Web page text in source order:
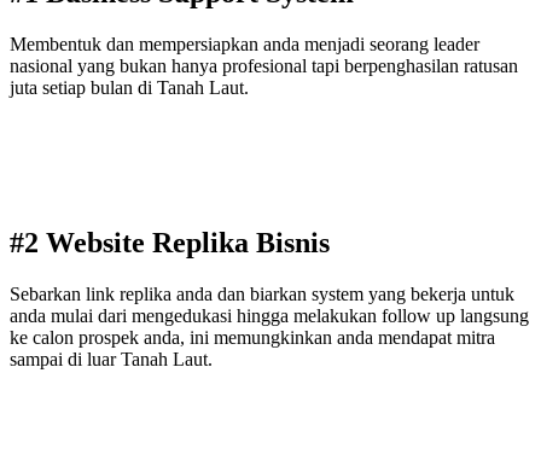
Membentuk dan mempersiapkan anda menjadi seorang leader
nasional yang bukan hanya profesional tapi berpenghasilan ratusan
juta setiap bulan di Tanah Laut.
#2 Website Replika Bisnis
Sebarkan link replika anda dan biarkan system yang bekerja untuk
anda mulai dari mengedukasi hingga melakukan follow up langsung
ke calon prospek anda, ini memungkinkan anda mendapat mitra
sampai di luar Tanah Laut.